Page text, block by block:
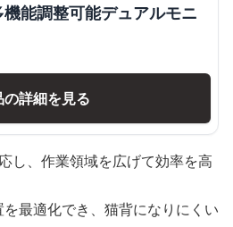
能調整可能デュアルモニ
の詳細を見る
し、作業領域を広げて効率を高
最適化でき、猫背になりにくい